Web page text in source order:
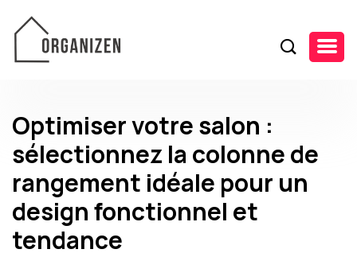
Optimiser votre salon :
sélectionnez la colonne de
rangement idéale pour un
design fonctionnel et
tendance